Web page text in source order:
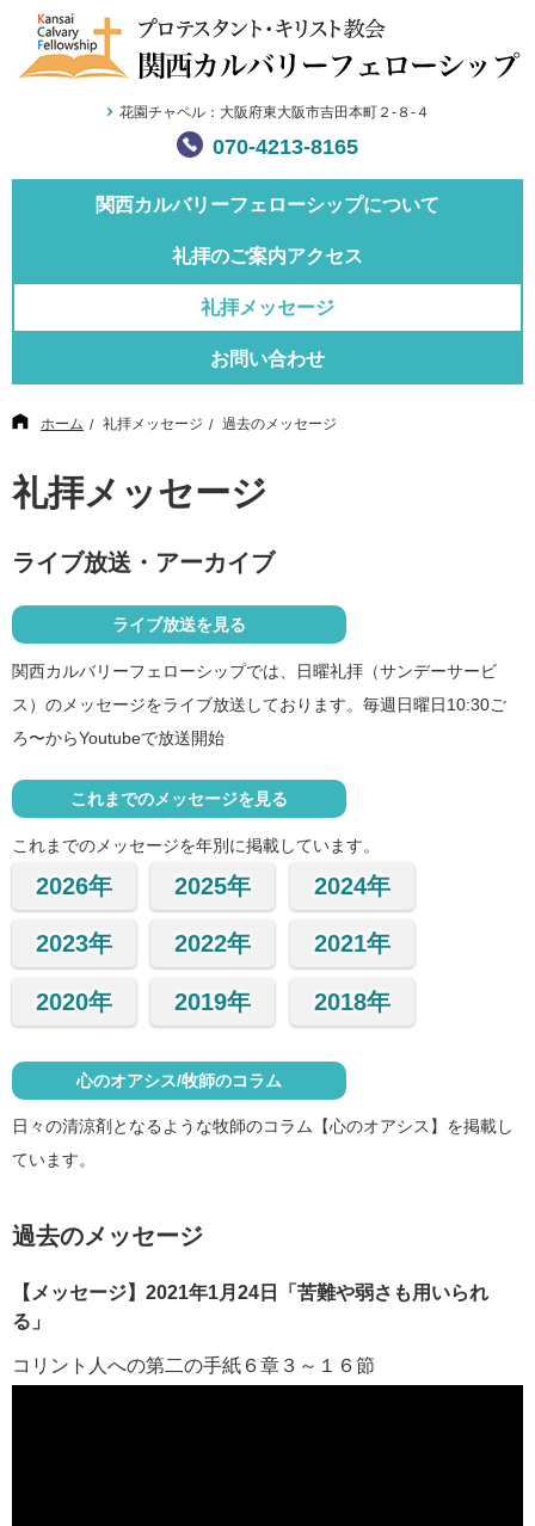
花園チャペル：大阪府東大阪市吉田本町２-８-４
070-4213-8165
関西カルバリーフェローシップについて
礼拝のご案内アクセス
礼拝メッセージ
お問い合わせ
ホーム 礼拝メッセージ 過去のメッセージ
礼拝メッセージ
ライブ放送・アーカイブ
ライブ放送を見る
関西カルバリーフェローシップでは、日曜礼拝（サンデーサービ
ス）のメッセージをライブ放送しております。毎週日曜日10:30ご
ろ〜からYoutubeで放送開始
これまでのメッセージを見る
これまでのメッセージを年別に掲載しています。
2026年 2025年 2024年
2023年 2022年 2021年
2020年 2019年 2018年
心のオアシス/牧師のコラム
日々の清涼剤となるような牧師のコラム【心のオアシス】を掲載し
ています。
過去のメッセージ
【メッセージ】2021年1月24日「苦難や弱さも用いられ
る」
コリント人への第二の手紙６章３～１６節